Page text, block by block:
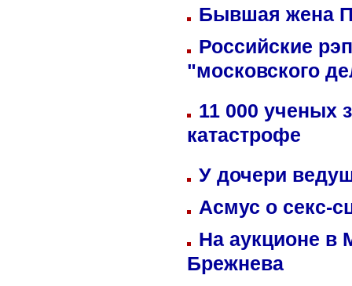
Бывшая жена
Российские
"московского
11 000 ученых
катастрофе
У дочери
Асмус о секс-
На аукционе в
Брежнева